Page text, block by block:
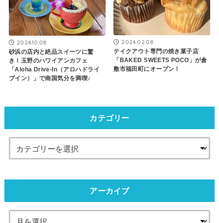
2024.10.08
砂浜の店内と絶品スイーツに驚
き！玉野のハワイアンカフェ
「Aloha Drive-In（アロハドライ
ブイン）」で南国気分を満喫♪
2024.02.08
テイクアウト専門の焼き菓子店
「BAKED SWEETS POCO」が倉
敷市福田町にオープン！
カテゴリー
アーカイブ